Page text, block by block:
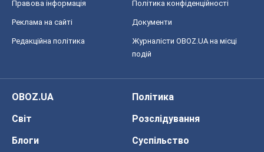
Правова інформація Політика конфіденційності
Реклама на сайті Документи
Редакційна політика
Журналісти OBOZ.UA на місці
подій
OBOZ.UA
Політика
Світ
Розслідування
Блоги
Суспільство